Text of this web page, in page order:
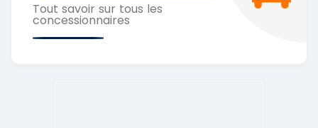
Tout savoir sur tous les
concessionnaires